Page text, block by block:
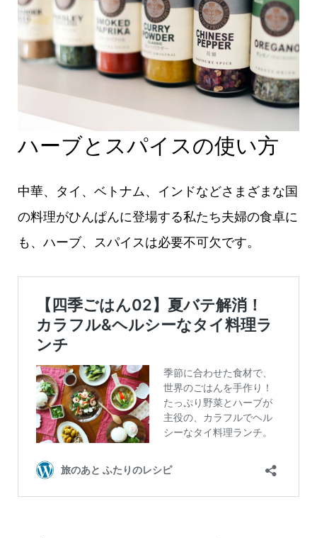
ハーブとスパイスの使い方
中華、タイ、ベトナム、インドなどさまざまな国
の料理がひんぱんに登場する私たち夫婦の食卓に
も、ハーブ、スパイスは必要不可欠です。